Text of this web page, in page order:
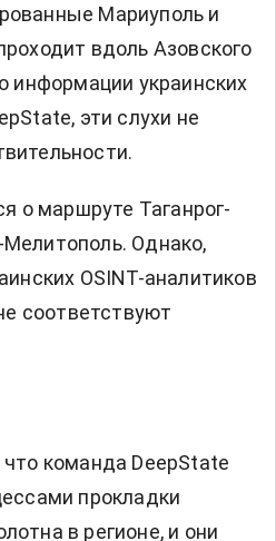
Мариуполь и
вдоль Азовского
информации украинских
эти слухи не
о маршруте Таганрог-
Однако,
OSINT-аналитиков
соответствуют
команда DeepState
прокладки
в регионе, и они